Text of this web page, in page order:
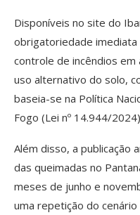
Disponíveis no site do
obrigatoriedade
controle de incêndios
uso alternativo do solo,
baseia-se na Política
Fogo (Lei nº 14.944/
Além disso, a publicação
das queimadas no
meses de junho e
uma repetição do